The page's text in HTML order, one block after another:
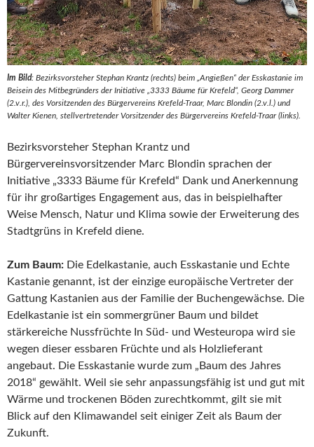
Im Bild: Bezirksvorsteher Stephan Krantz (rechts) beim „Angießen“ der Esskastanie im
Beisein des Mitbegründers der Initiative „3333 Bäume für Krefeld“, Georg Dammer
(2.v.r.), des Vorsitzenden des Bürgervereins Krefeld-Traar, Marc Blondin (2.v.l.) und
Walter Kienen, stellvertretender Vorsitzender des Bürgervereins Krefeld-Traar (links).
Bezirksvorsteher Stephan Krantz und
Bürgervereinsvorsitzender Marc Blondin sprachen der
Initiative „3333 Bäume für Krefeld“ Dank und Anerkennung
für ihr großartiges Engagement aus, das in beispielhafter
Weise Mensch, Natur und Klima sowie der Erweiterung des
Stadtgrüns in Krefeld diene.
Zum Baum: Die Edelkastanie, auch Esskastanie und Echte
Kastanie genannt, ist der einzige europäische Vertreter der
Gattung Kastanien aus der Familie der Buchengewächse. Die
Edelkastanie ist ein sommergrüner Baum und bildet
stärkereiche Nussfrüchte In Süd- und Westeuropa wird sie
wegen dieser essbaren Früchte und als Holzlieferant
angebaut. Die Esskastanie wurde zum „Baum des Jahres
2018“ gewählt. Weil sie sehr anpassungsfähig ist und gut mit
Wärme und trockenen Böden zurechtkommt, gilt sie mit
Blick auf den Klimawandel seit einiger Zeit als Baum der
Zukunft.